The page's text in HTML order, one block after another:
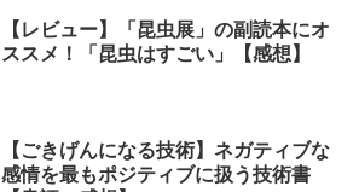
【レビュー】「昆虫展」の副読本にオ
ススメ！「昆虫はすごい」【感想】
【ごきげんになる技術】ネガティブな
感情を最もポジティブに扱う技術書